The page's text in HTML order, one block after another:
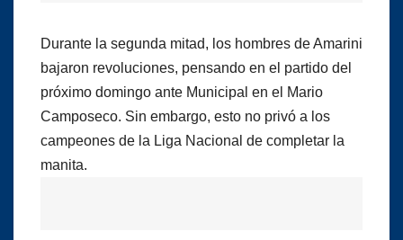
Durante la segunda mitad, los hombres de Amarini
bajaron revoluciones, pensando en el partido del
próximo domingo ante Municipal en el Mario
Camposeco. Sin embargo, esto no privó a los
campeones de la Liga Nacional de completar la
manita.